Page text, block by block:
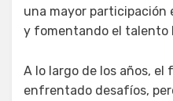
una mayor participación
y fomentando el talento
A lo largo de los años,
enfrentado desafíos,